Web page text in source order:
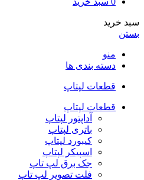
سبد خرید
بستن
منو
دسته بندی ها
قطعات لپتاپ
قطعات لپتاپ
آداپتور لپتاپ
باتری لپتاپ
کیبورد لپتاپ
اسپیکر لپتاپ
جک برق لپ تاپ
فلت تصویر لپ تاپ